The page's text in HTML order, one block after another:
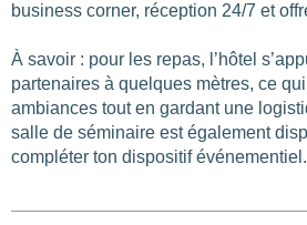
business corner, réception 24/7 et
À savoir : pour les repas, l’hôtel
partenaires à quelques mètres, ce
ambiances tout en gardant une
salle de séminaire est également
compléter ton dispositif événementiel.